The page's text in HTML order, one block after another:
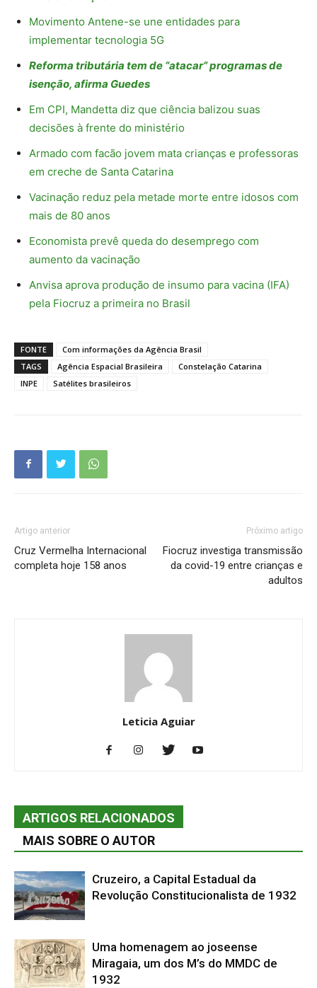
Movimento Antene-se une entidades para
implementar tecnologia 5G
Reforma tributária tem de “atacar” programas de
isenção, afirma Guedes
Em CPI, Mandetta diz que ciência balizou suas
decisões à frente do ministério
Armado com facão jovem mata crianças e professoras
em creche de Santa Catarina
Vacinação reduz pela metade morte entre idosos com
mais de 80 anos
Economista prevê queda do desemprego com
aumento da vacinação
Anvisa aprova produção de insumo para vacina (IFA)
pela Fiocruz a primeira no Brasil
FONTE
Com informações da Agência Brasil
TAGS
Agência Espacial Brasileira
Constelação Catarina
INPE
Satélites brasileiros
Artigo anterior
Cruz Vermelha Internacional
completa hoje 158 anos
Próximo artigo
Fiocruz investiga transmissão
da covid-19 entre crianças e
adultos
Leticia Aguiar
ARTIGOS RELACIONADOS
MAIS SOBRE O AUTOR
Cruzeiro, a Capital Estadual da
Revolução Constitucionalista de 1932
Uma homenagem ao joseense
Miragaia, um dos M’s do MMDC de
1932